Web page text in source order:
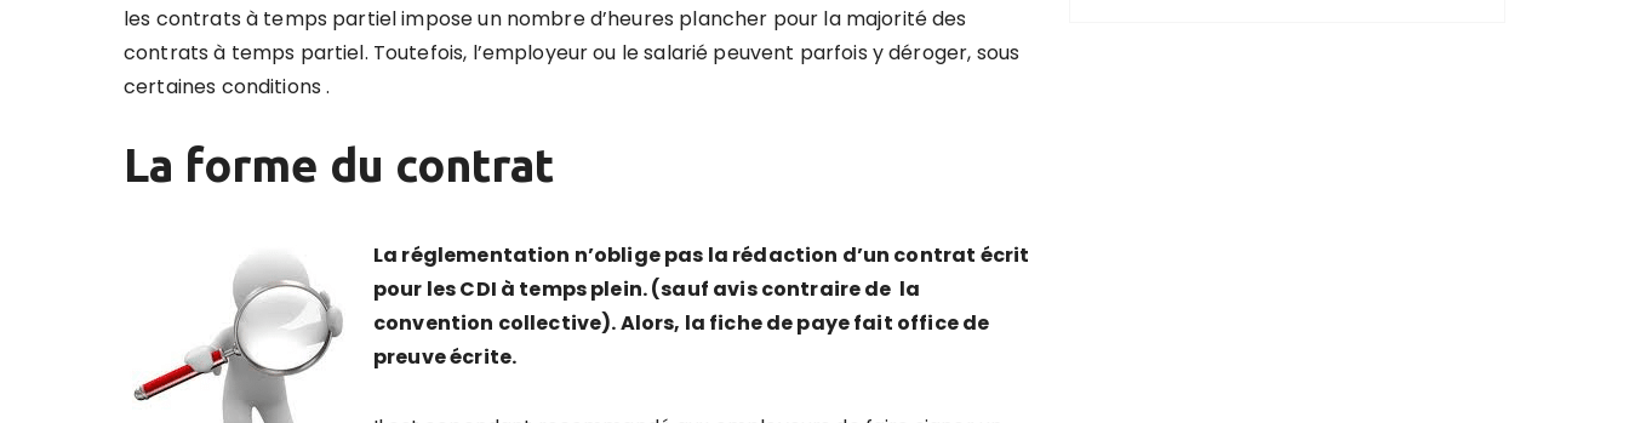
les contrats à temps partiel impose un nombre d’heures plancher pour la majorité des
contrats à temps partiel. Toutefois, l’employeur ou le salarié peuvent parfois y déroger, sous
certaines conditions .
La forme du contrat
La réglementation n’oblige pas la rédaction d’un contrat écrit
pour les CDI à temps plein. (sauf avis contraire de la
convention collective). Alors, la fiche de paye fait office de
preuve écrite.